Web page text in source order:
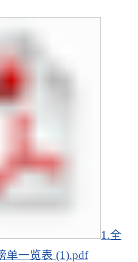
1.全
单一览表 (1).pdf